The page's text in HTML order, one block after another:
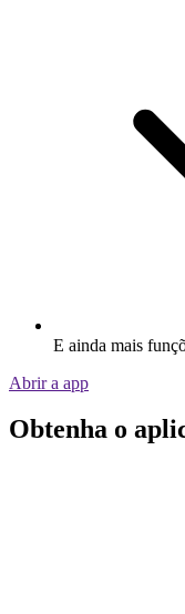
E ainda mais
Abrir a app
Obtenha o